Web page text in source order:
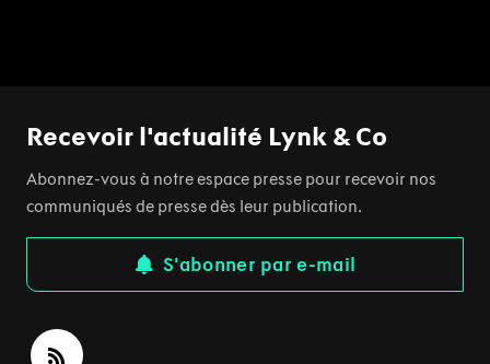
Recevoir l'actualité Lynk & Co
Abonnez-vous à notre espace presse pour recevoir nos
communiqués de presse dès leur publication.
S'abonner par e-mail